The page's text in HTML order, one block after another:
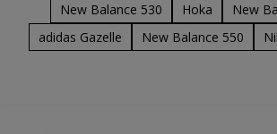
New Balance 530
Hoka
New
adidas Gazelle
New Balance 550